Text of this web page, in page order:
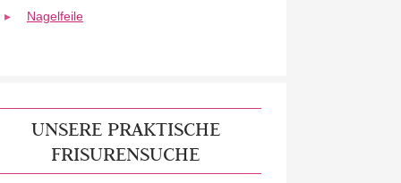
Nagelfeile
UNSERE PRAKTISCHE
FRISURENSUCHE